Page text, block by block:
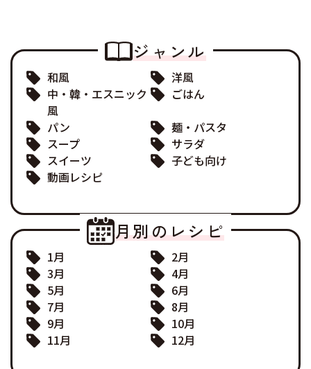
ジャンル
和風
洋風
中・韓・エスニック
風
ごはん
パン
麺・パスタ
スープ
サラダ
スイーツ
子ども向け
動画レシピ
月別のレシピ
1月
2月
3月
4月
5月
6月
7月
8月
9月
10月
11月
12月